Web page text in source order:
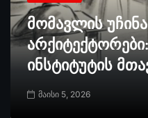
მომავლის
ინსტიტუტის
მაისი 5, 2026